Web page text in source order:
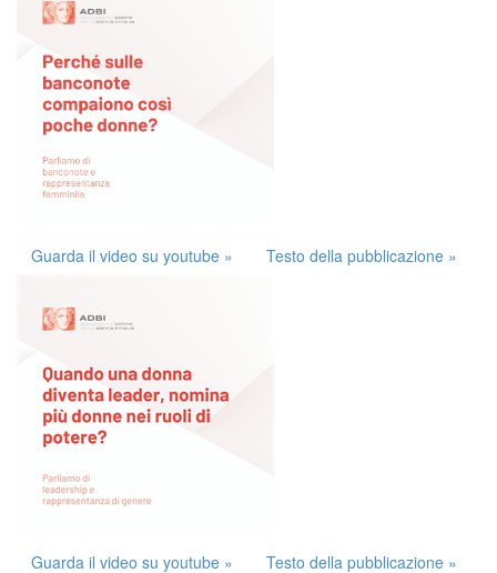
Guarda il video su youtube » Testo della pubblicazione »
Guarda il video su youtube » Testo della pubblicazione »